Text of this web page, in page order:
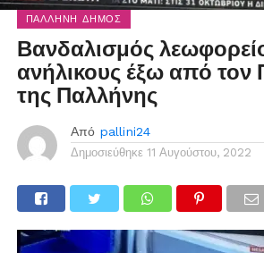
ΠΑΛΛΉΝΗ ΔΉΜΟΣ
Βανδαλισμός
ανήλικους έξω από τον
της Παλλήνης
Από pallini24
Δημοσιεύθηκε 11 Αυγούστου, 2022